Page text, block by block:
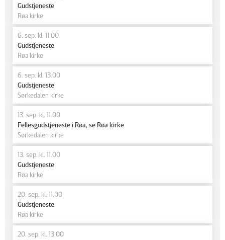
Gudstjeneste
Røa kirke
6. sep. kl. 11.00
Gudstjeneste
Røa kirke
6. sep. kl. 13.00
Gudstjeneste
Sørkedalen kirke
13. sep. kl. 11.00
Fellesgudstjeneste i Røa, se Røa kirke
Sørkedalen kirke
13. sep. kl. 11.00
Gudstjeneste
Røa kirke
20. sep. kl. 11.00
Gudstjeneste
Røa kirke
20. sep. kl. 13.00